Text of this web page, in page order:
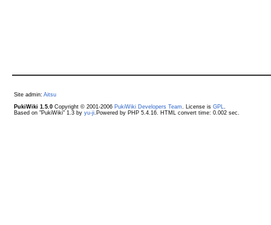
Site admin: Aitsu
PukiWiki 1.5.0Copyright © 2001-2006 PukiWiki Developers Team . License is GPL
Based on "PukiWiki" 1.3 by yu-ji.Powered by PHP 5.4.16. HTML convert time: 0.002 sec.